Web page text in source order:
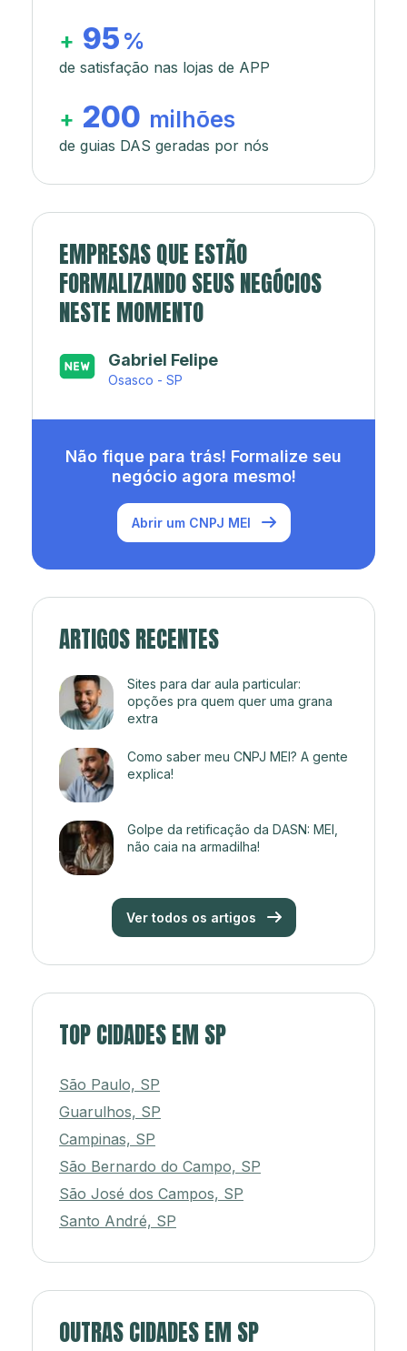
+ 95 %
de satisfação nas lojas de APP
+ 200 milhões
de guias DAS geradas por nós
EMPRESAS QUE ESTÃO
FORMALIZANDO SEUS NEGÓCIOS
NESTE MOMENTO
Japa’s açaí e sorveteria
Rio de Janeiro - RJ
Não fique para trás! Formalize seu
negócio agora mesmo!
Abrir um CNPJ MEI
ARTIGOS RECENTES
Sites para dar aula particular:
opções pra quem quer uma grana
extra
Como saber meu CNPJ MEI? A gente
explica!
Golpe da retificação da DASN: MEI,
não caia na armadilha!
Ver todos os artigos
TOP CIDADES EM SP
São Paulo, SP
Guarulhos, SP
Campinas, SP
São Bernardo do Campo, SP
São José dos Campos, SP
Santo André, SP
OUTRAS CIDADES EM SP